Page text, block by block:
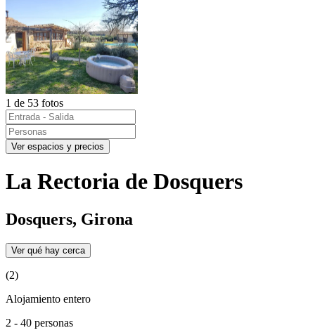
1 de 53 fotos
Ver espacios y precios
La Rectoria de Dosquers
Dosquers, Girona
Ver qué hay cerca
(2)
Alojamiento entero
2 - 40 personas